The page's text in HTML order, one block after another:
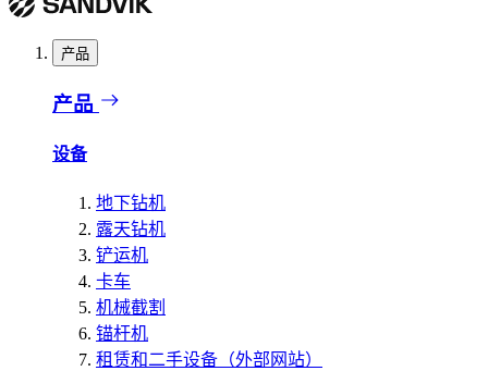
产品
产品
设备
地下钻机
露天钻机
铲运机
卡车
机械截割
锚杆机
租赁和二手设备（外部网站）